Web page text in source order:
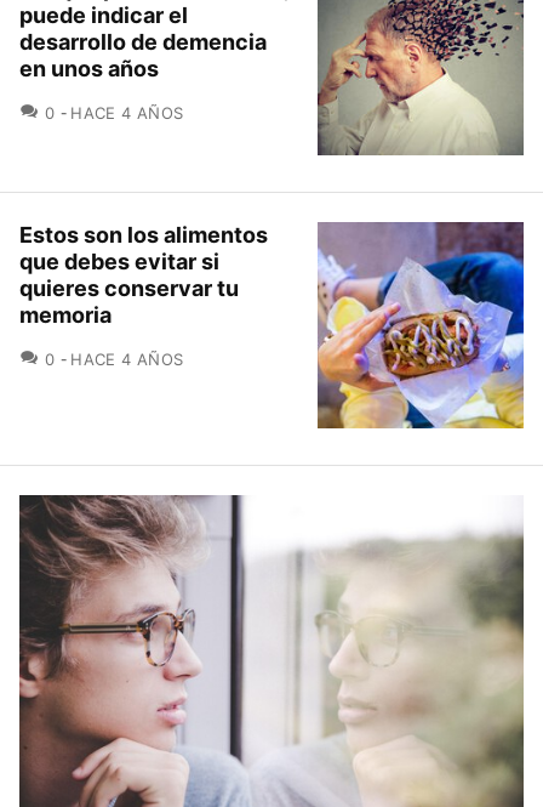
puede indicar el
desarrollo de demencia
en unos años
0 COMENTARIOS
HACE 4 AÑOS
Estos son los alimentos
que debes evitar si
quieres conservar tu
memoria
0 COMENTARIOS
HACE 4 AÑOS